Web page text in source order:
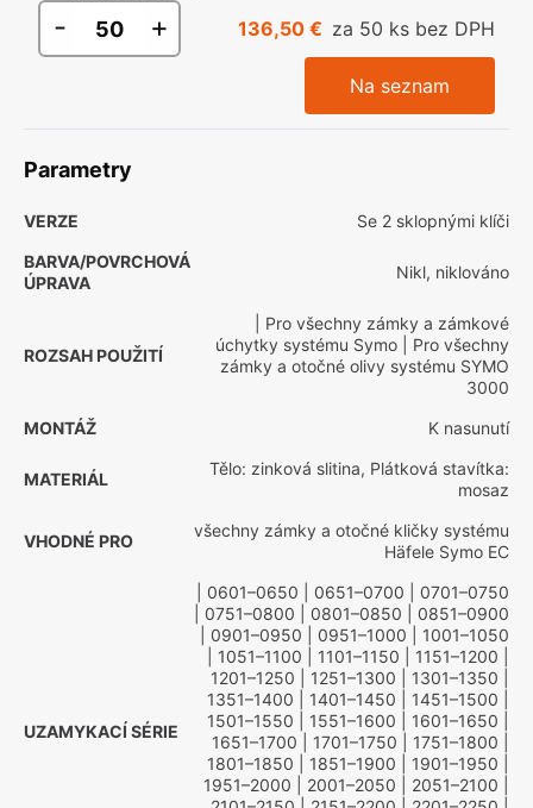
- + 136,50 € za 50 ks bez DPH
Na seznam
Parametry
VERZE
Se 2 sklopnými klíči
BARVA/POVRCHOVÁ
ÚPRAVA
Nikl, niklováno
ROZSAH POUŽITÍ
| Pro všechny zámky a zámkové
úchytky systému Symo | Pro všechny
zámky a otočné olivy systému SYMO
3000
MONTÁŽ
K nasunutí
MATERIÁL
Tělo: zinková slitina, Plátková stavítka:
mosaz
VHODNÉ PRO
všechny zámky a otočné kličky systému
Häfele Symo EC
UZAMYKACÍ SÉRIE
| 0601–0650 | 0651–0700 | 0701–0750
| 0751–0800 | 0801–0850 | 0851–0900
| 0901–0950 | 0951–1000 | 1001–1050
| 1051–1100 | 1101–1150 | 1151–1200
1201–1250 | 1251–1300 | 1301–1350
1351–1400 | 1401–1450 | 1451–1500
1501–1550 | 1551–1600 | 1601–1650
1651–1700 | 1701–1750 | 1751–1800
1801–1850 | 1851–1900 | 1901–1950
1951–2000 | 2001–2050 | 2051–2100